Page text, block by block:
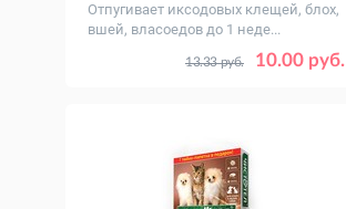
Отпугивает иксодовых клещей, блох,
вшей, власоедов до 1 неде...
10.00 руб.
13.33 руб.